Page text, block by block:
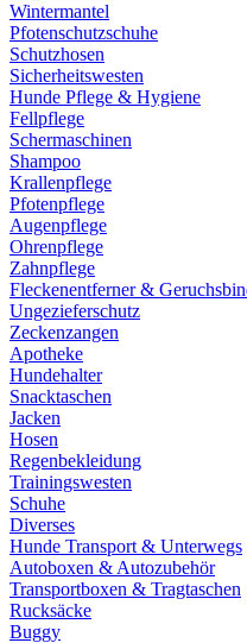
Wintermantel
Pfotenschutzschuhe
Schutzhosen
Sicherheitswesten
Hunde Pflege & Hygiene
Fellpflege
Schermaschinen
Shampoo
Krallenpflege
Pfotenpflege
Augenpflege
Ohrenpflege
Zahnpflege
Fleckenentferner &
Ungezieferschutz
Zeckenzangen
Apotheke
Hundehalter
Snacktaschen
Jacken
Hosen
Regenbekleidung
Trainingswesten
Schuhe
Diverses
Hunde Transport & Unterwegs
Autoboxen & Autozubehör
Transportboxen & Tragtaschen
Rucksäcke
Buggy